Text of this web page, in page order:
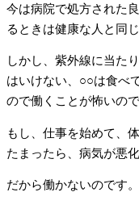
今は病院で処方された
るときは健康な人と同
しかし、紫外線に当た
はいけない、○○は食べ
ので働くことが怖いので
もし、仕事を始めて、
たまったら、病気が悪
だから働かないのです。